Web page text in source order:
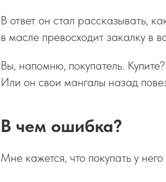
В ответ он стал рассказывать,
в масле превосходит закалку в
Вы, напомню, покупатель. Купите?
Или он свои мангалы назад
В чем ошибка?
Мне кажется, что покупать у